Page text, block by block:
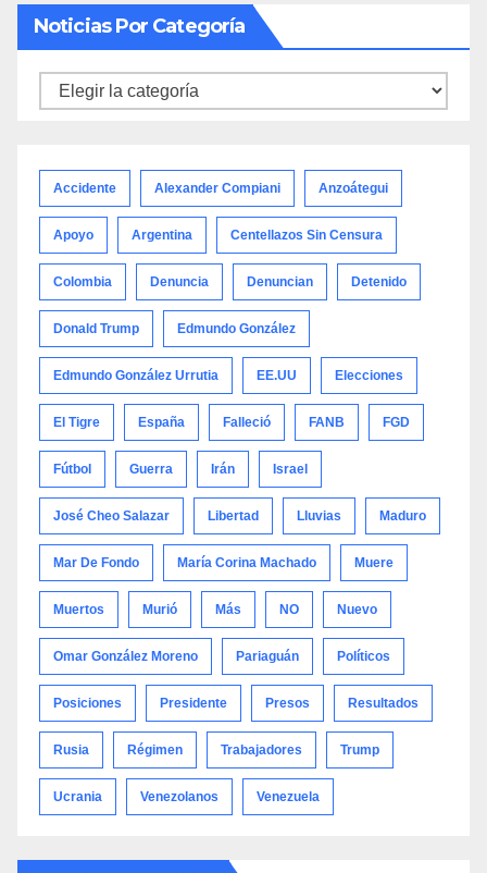
Noticias Por Categoría
Noticias
Accidente Alexander Compiani Anzoátegui
Apoyo Argentina Centellazos Sin Censura
Colombia Denuncia Denuncian Detenido
Donald Trump Edmundo González
Edmundo González Urrutia EE.UU Elecciones
El Tigre España Falleció FANB FGD
Fútbol Guerra Irán Israel
José Cheo Salazar Libertad Lluvias Maduro
Mar De Fondo María Corina Machado Muere
Muertos Murió Más NO Nuevo
Omar González Moreno Pariaguán Políticos
Posiciones Presidente Presos Resultados
Rusia Régimen Trabajadores Trump
Ucrania Venezolanos Venezuela